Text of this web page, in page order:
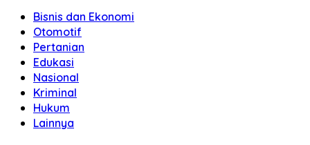
Bisnis dan Ekonomi
Otomotif
Pertanian
Edukasi
Nasional
Kriminal
Hukum
Lainnya